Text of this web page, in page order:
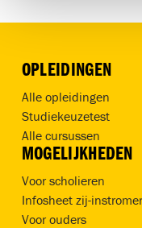
OPLEIDINGEN
Alle opleidingen
Studiekeuzetest
Alle cursussen
MOGELIJKHEDEN
Voor scholieren
Infosheet zij-
Voor ouders